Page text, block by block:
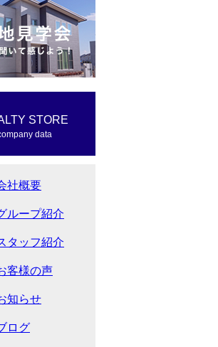
STORE
data
社概要
ループ紹介
タッフ紹介
客様の声
知らせ
ログ